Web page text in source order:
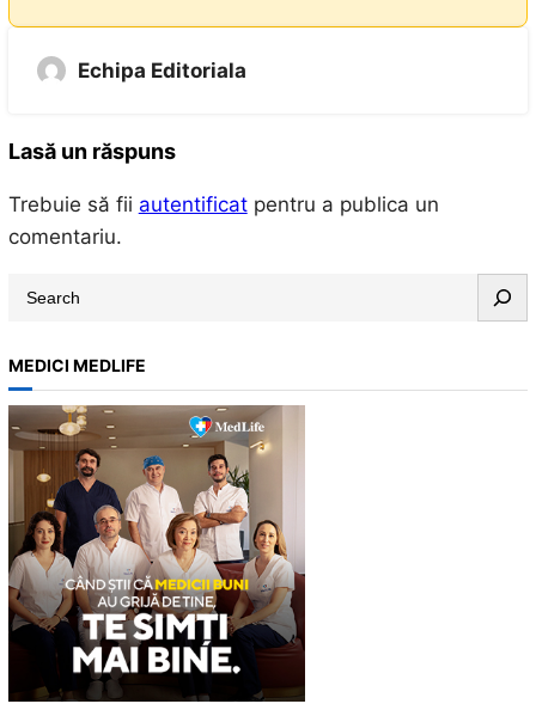
Echipa Editoriala
Lasă un răspuns
Trebuie să fii autentificatpentru a publica un
comentariu.
r
c
h
MEDICI MEDLIFE